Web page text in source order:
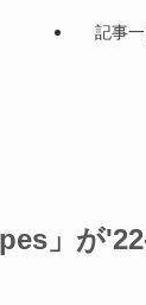
記事
」が